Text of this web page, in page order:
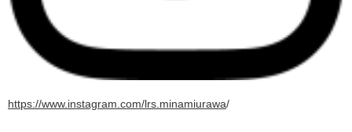
https://www.instagram.com/lrs.minamiurawa/